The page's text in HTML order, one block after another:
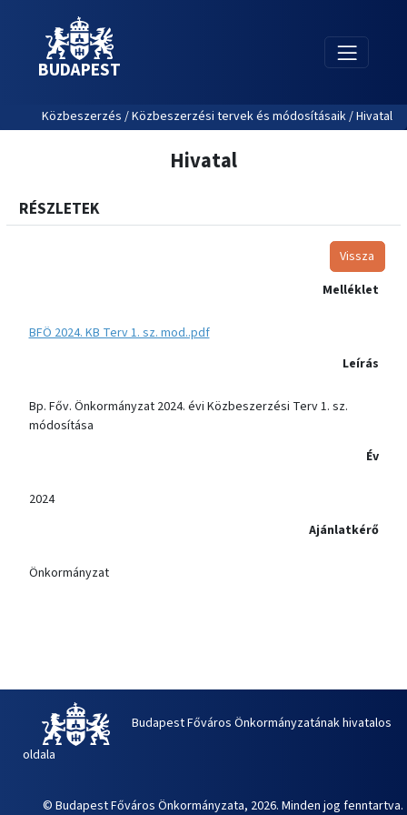
BUDAPEST
Közbeszerzés / Közbeszerzési tervek és módosításaik / Hivatal
Hivatal
RÉSZLETEK
Vissza
Melléklet
BFÖ 2024. KB Terv 1. sz. mod..pdf
Leírás
Bp. Főv. Önkormányzat 2024. évi Közbeszerzési Terv 1. sz.
módosítása
Év
2024
Ajánlatkérő
Önkormányzat
Budapest Főváros Önkormányzatának hivatalos
oldala
© Budapest Főváros Önkormányzata, 2026. Minden jog fenntartva.